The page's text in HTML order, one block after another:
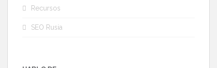
Recursos
SEO Rusia